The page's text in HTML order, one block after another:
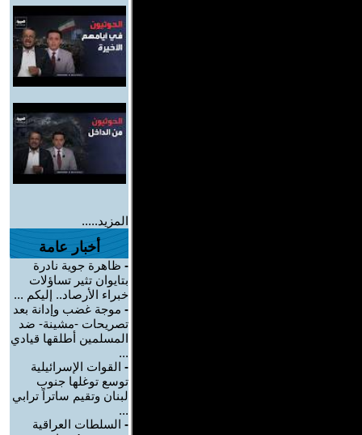
المزيد.....
أخبار عامة
- ظاهرة جوية نادرة
بتايوان تثير تساؤلات
خبراء الأرصاد.. إليكم ...
- موجة غضب وإدانة بعد
تصريحات -مشينة- ضد
المسلمين أطلقها قيادي
...
- القوات الإسرائيلية
توسع توغلها جنوب
لبنان وتقيم ساتراً ترابي
...
- السلطات العراقية